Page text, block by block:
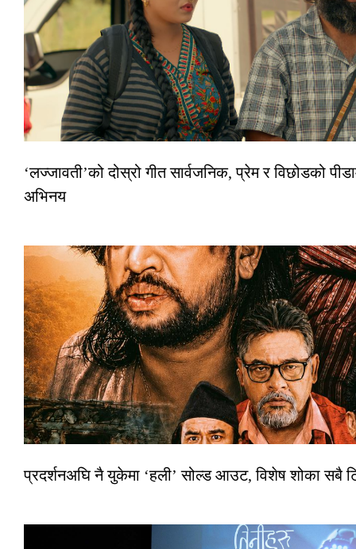
‘लज्जावती’को दोस्रो गीत सार्वजनिक, प्रेम र विछोडको
अभिनय
प्रदर्शनअघि नै युकेमा ‘हली’ सोल्ड आउट, विशेष शोका सबै